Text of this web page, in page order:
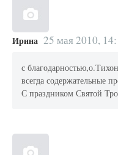
Ирина 25 мая 2010,
с
всегда содержательные
С праздником Святой